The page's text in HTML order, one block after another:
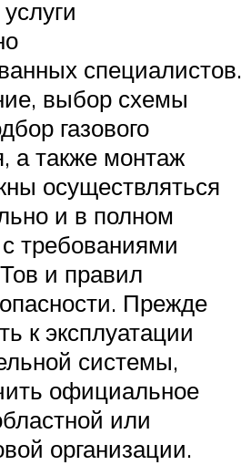
специалистов.
выбор схемы
газового
а также монтаж
осуществляться
и в полном
требованиями
и правил
Прежде
к эксплуатации
системы,
официальное
или
организации.